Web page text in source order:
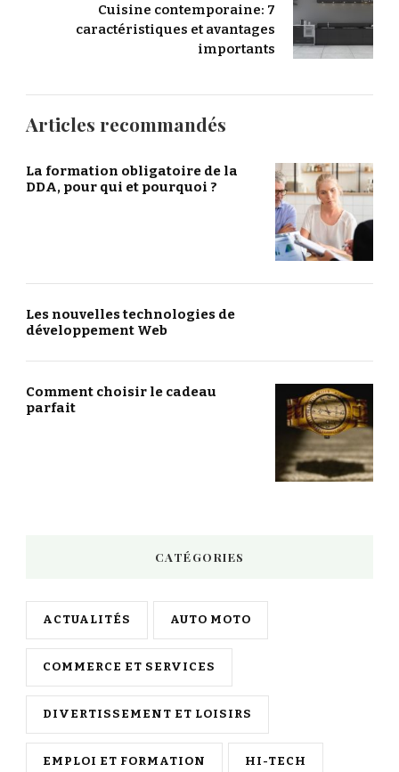
Cuisine contemporaine: 7
caractéristiques et avantages
importants
Articles recommandés
La formation obligatoire de la
DDA, pour qui et pourquoi ?
Les nouvelles technologies de
développement Web
Comment choisir le cadeau
parfait
CATÉGORIES
ACTUALITÉS AUTO MOTO
COMMERCE ET SERVICES
DIVERTISSEMENT ET LOISIRS
EMPLOI ET FORMATION HI-TECH